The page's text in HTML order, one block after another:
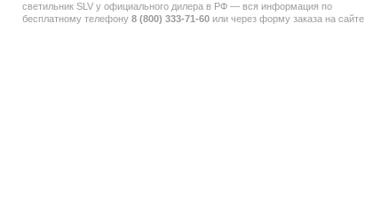
светильник SLV у официального дилера в РФ — вся информация по
бесплатному телефону 8 (800) 333-71-60 или через форму заказа на сайте.